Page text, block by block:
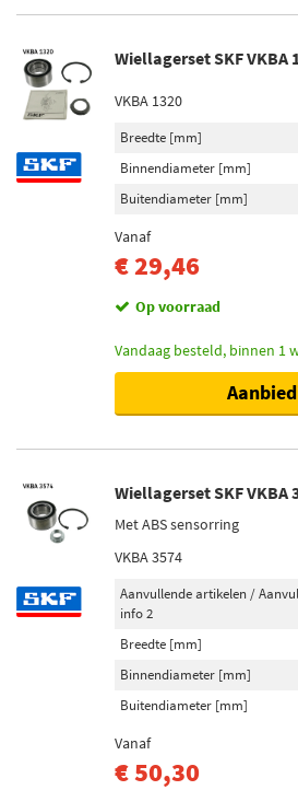
Wiellagerset SKF VKBA
VKBA 1320
Breedte [mm]
Binnendiameter [mm]
Buitendiameter [mm]
Vanaf
€ 29,46
Op voorraad
Vandaag besteld, binnen 1
Wiellagerset SKF VKBA
Met ABS sensorring
VKBA 3574
Aanvullende artikelen /
info 2
Breedte [mm]
Binnendiameter [mm]
Buitendiameter [mm]
Vanaf
€ 50,30